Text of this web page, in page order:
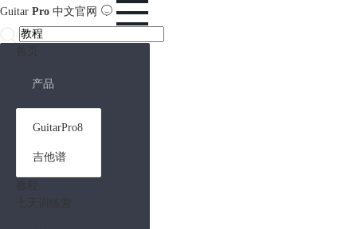
Guitar Pro 中文官网
产品
GuitarPro8
吉他谱